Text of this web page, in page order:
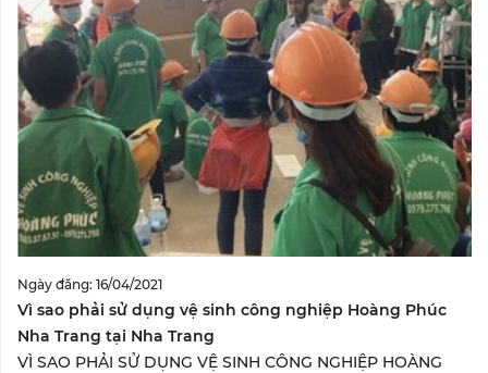
Ngày đăng: 16/04/2021
Vì sao phải sử dụng vệ sinh công nghiệp Hoàng Phúc
Nha Trang tại Nha Trang
VÌ SAO PHẢI SỬ DỤNG VỆ SINH CÔNG NGHIỆP HOÀNG